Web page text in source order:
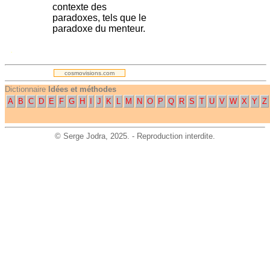
contexte des
paradoxes, tels que le
paradoxe du menteur.
.
cosmovisions.com
Dictionnaire Idées et méthodes
A
B C D E F G H J K L M N O P Q R S T U V W X Y Z
© Serge Jodra, 2025. - Reproduction interdite.